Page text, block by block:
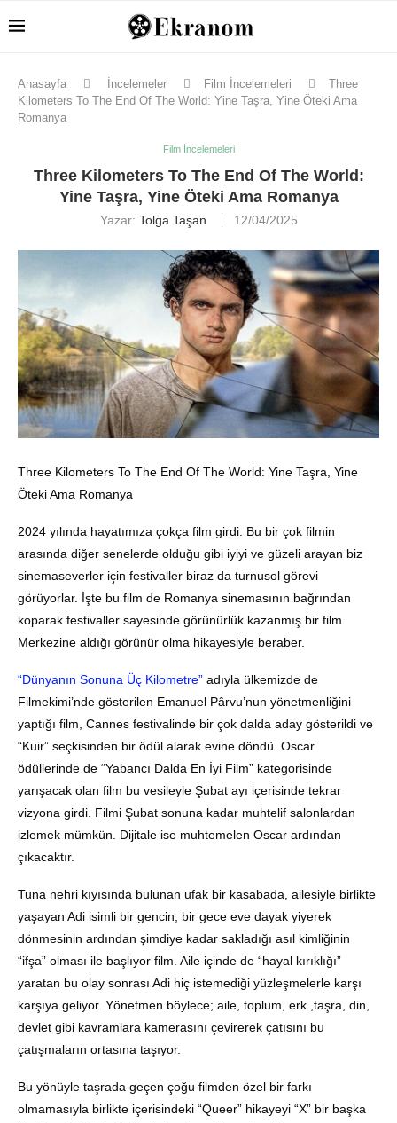
Anasayfa İncelemeler Film İncelemeleri
Three
Kilometers To The End Of The World: Yine Taşra, Yine Öteki Ama
Romanya
Film İncelemeleri
Three Kilometers To The End Of The World:
Yine Taşra, Yine Öteki Ama Romanya
Yazar: Tolga Taşan 12/04/2025
Three Kilometers To The End Of The World: Yine Taşra, Yine
Öteki Ama Romanya
2024 yılında hayatımıza çokça film girdi. Bu bir çok filmin
arasında diğer senelerde olduğu gibi iyiyi ve güzeli arayan biz
sinemaseverler için festivaller biraz da turnusol görevi
görüyorlar. İşte bu film de Romanya sinemasının bağrından
koparak festivaller sayesinde görünürlük kazanmış bir film.
Merkezine aldığı görünür olma hikayesiyle beraber.
“Dünyanın Sonuna Üç Kilometre” adıyla ülkemizde de
Filmekimi’nde gösterilen Emanuel Pârvu’nun yönetmenliğini
yaptığı film, Cannes festivalinde bir çok dalda aday gösterildi ve
“Kuir” seçkisinden bir ödül alarak evine döndü. Oscar
ödüllerinde de “Yabancı Dalda En İyi Film” kategorisinde
yarışacak olan film bu vesileyle Şubat ayı içerisinde tekrar
vizyona girdi. Filmi Şubat sonuna kadar muhtelif salonlardan
izlemek mümkün. Dijitale ise muhtemelen Oscar ardından
çıkacaktır.
Tuna nehri kıyısında bulunan ufak bir kasabada, ailesiyle birlikte
yaşayan Adi isimli bir gencin; bir gece eve dayak yiyerek
dönmesinin ardından şimdiye kadar sakladığı asıl kimliğinin
“ifşa” olması ile başlıyor film. Aile içinde de “hayal kırıklığı”
yaratan bu olay sonrası Adi hiç istemediği yüzleşmelerle karşı
karşıya geliyor. Yönetmen böylece; aile, toplum, erk ,taşra, din,
devlet gibi kavramlara kamerasını çevirerek çatısını bu
çatışmaların ortasına taşıyor.
Bu yönüyle taşrada geçen çoğu filmden özel bir farkı
olmamasıyla birlikte içerisindeki “Queer” hikayeyi “X” bir başka